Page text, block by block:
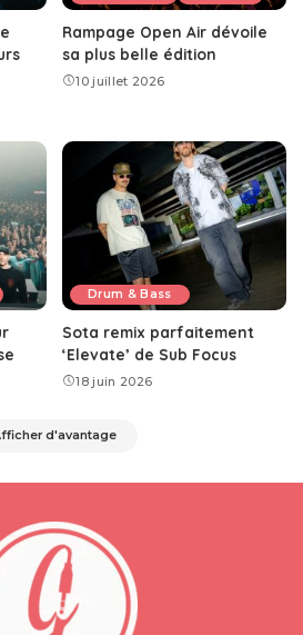
Rampage Open Air dévoile
sa plus belle édition
10 juillet 2026
Drum & Bass
Sota remix parfaitement
‘Elevate’ de Sub Focus
18 juin 2026
d'avantage